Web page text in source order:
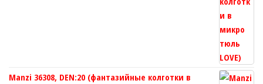
Manzi 36308, DEN:20 (фантазийные колготки в